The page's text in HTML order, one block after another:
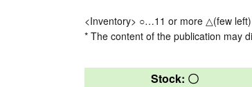
<Inventory> ○…11 or more △(few
* The content of the publication may
Stock: 〇